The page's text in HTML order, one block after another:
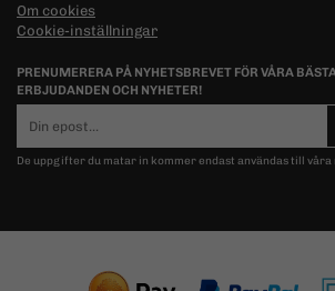
Om cookies
Cookie-inställningar
PRENUMERERA PÅ NYHETSBREVET FÖR VÅRA
ERBJUDANDEN OCH NYHETER!
postadress
De uppgifter du matar in kommer endast användas till våra